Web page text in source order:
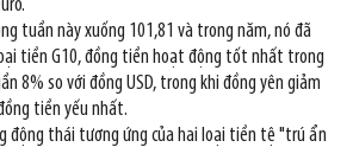
tuần này xuống 101,81 và trong năm, nó đã
tiền G10, đồng tiền hoạt động tốt nhất trong
8% so với đồng USD, trong khi đồng yên giảm
tiền yếu nhất.
động thái tương ứng của hai loại tiền tệ "trú ẩn